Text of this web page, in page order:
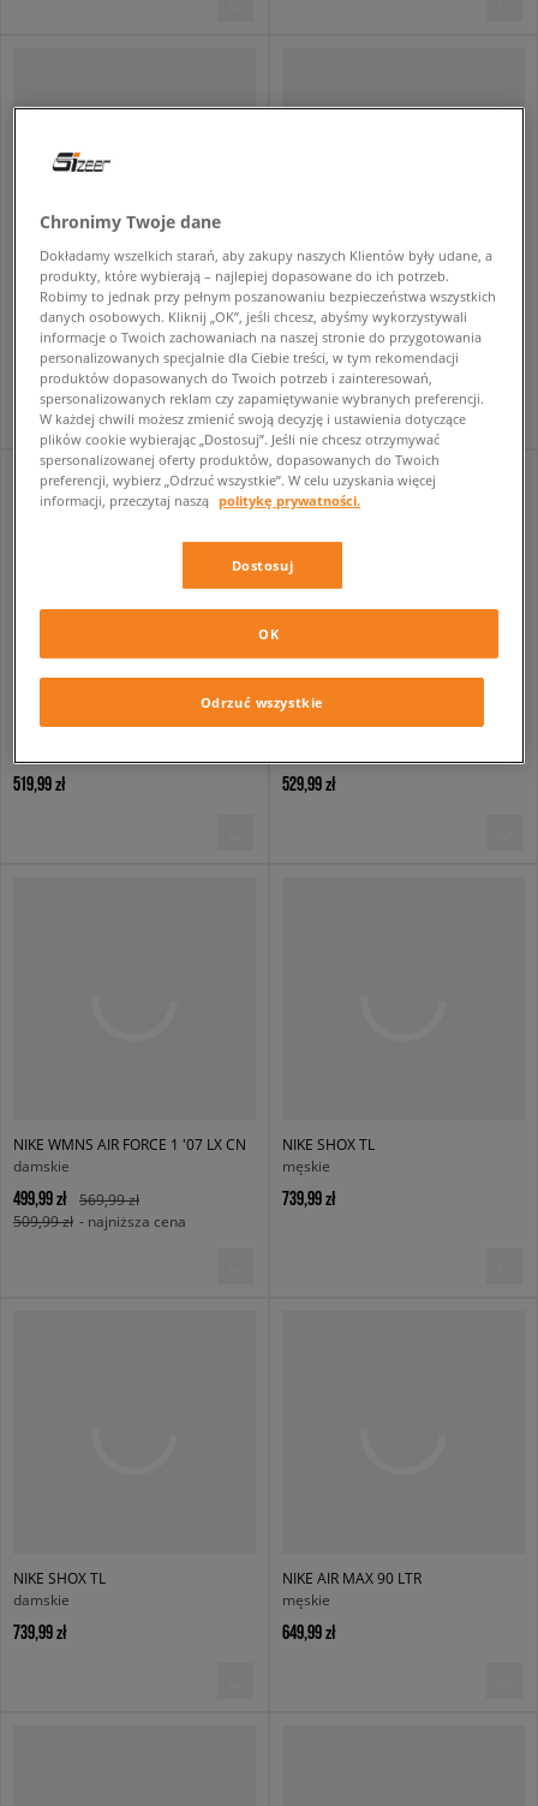
ADIDAS SUPERSTAR II
męskie
529,99 zł
ADIDAS SUPERSTAR II
męskie
529,99 zł
NIKE P-6000
519,99 zł
ADIDAS SUPERSTAR II W
529,99 zł
NIKE WMNS AIR FORCE 1 '07 LX CN
damskie
499,99 zł
569,99 zł
509,99 zł - najniższa cena
NIKE SHOX TL
męskie
739,99 zł
NIKE SHOX TL
damskie
739,99 zł
NIKE AIR MAX 90 LTR
męskie
649,99 zł
Chronimy Twoje dane
Dokładamy wszelkich starań, aby zakupy naszych Klientów były udane, a
produkty, które wybierają – najlepiej dopasowane do ich potrzeb.
Robimy to jednak przy pełnym poszanowaniu bezpieczeństwa wszystkich
danych osobowych. Kliknij „OK”, jeśli chcesz, abyśmy wykorzystywali
informacje o Twoich zachowaniach na naszej stronie do przygotowania
personalizowanych specjalnie dla Ciebie treści, w tym rekomendacji
produktów dopasowanych do Twoich potrzeb i zainteresowań,
spersonalizowanych reklam czy zapamiętywanie wybranych preferencji.
W każdej chwili możesz zmienić swoją decyzję i ustawienia dotyczące
plików cookie wybierając „Dostosuj”. Jeśli nie chcesz otrzymywać
spersonalizowanej oferty produktów, dopasowanych do Twoich
preferencji, wybierz „Odrzuć wszystkie”. W celu uzyskania więcej
informacji, przeczytaj naszą politykę prywatności.
Dostosuj
Odrzuć wszystkie
OK